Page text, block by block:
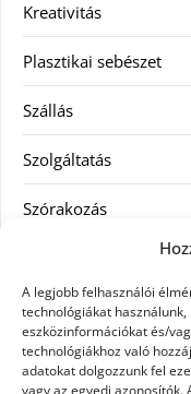
A legjobb felhasználói
technológiákat
eszközinformációkat és/
technológiákhoz való
adatokat dolgozzunk fel
vagy az egyedi
Kreativitás
Plasztikai sebészet
Szállás
Szolgáltatás
Szórakozás
Vásárlás
Víztisztítás